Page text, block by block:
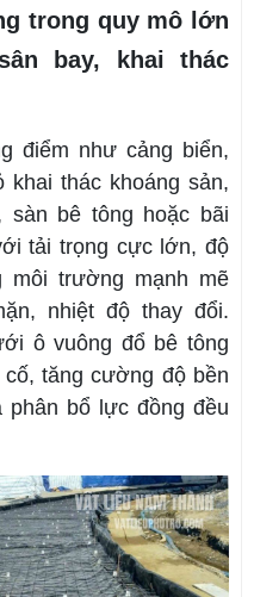
trong quy mô lớn
bay, khai thác
điểm như cảng biển,
khai thác khoáng sản,
sàn bê tông hoặc bãi
tải trọng cực lớn, độ
môi trường mạnh mẽ
nhiệt độ thay đổi.
ô vuông đổ bê tông
tăng cường độ bền
bổ lực đồng đều